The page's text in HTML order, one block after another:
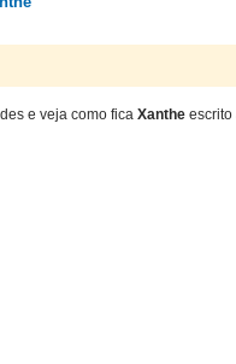
e veja como fica Xanthe escrito